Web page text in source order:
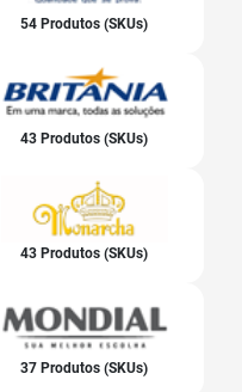
54 Produtos (SKUs)
43 Produtos (SKUs)
43 Produtos (SKUs)
37 Produtos (SKUs)